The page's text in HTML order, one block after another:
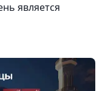
является